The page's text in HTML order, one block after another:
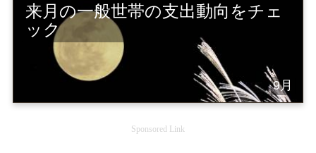
来月の一般世帯の支出動向をチェ
ック
9月
Sponsored Link